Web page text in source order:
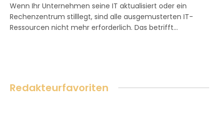
Wenn Ihr Unternehmen seine IT aktualisiert oder ein
Rechenzentrum stilllegt, sind alle ausgemusterten IT-
Ressourcen nicht mehr erforderlich. Das betrifft…
Redakteurfavoriten